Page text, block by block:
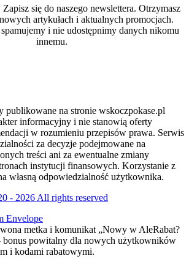
się do naszego newslettera. Otrzymasz
artykułach i aktualnych promocjach.
i nie udostępnimy danych nikomu
innemu.
publikowane na stronie wskoczpokase.pl
informacyjny i nie stanowią oferty
w rozumieniu przepisów prawa. Serwis
za decyzje podejmowane na
treści ani za ewentualne zmiany
instytucji finansowych. Korzystanie z
własną odpowiedzialność użytkownika.
- 2026 All rights reserved
Envelope